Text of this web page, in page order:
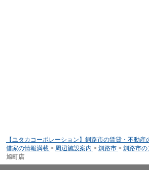
【ユタカコーポレーション】釧路市の賃貸・不動産
借家の情報満載 > 周辺施設案内 > 釧路市 > 釧路市の
旭町店